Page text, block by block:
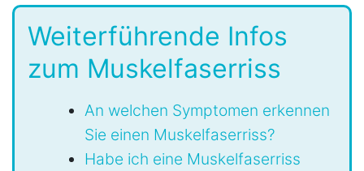
Weiterführende Infos
zum Muskelfaserriss
An welchen Symptomen erkennen
Sie einen Muskelfaserriss?
Habe ich eine Muskelfaserriss